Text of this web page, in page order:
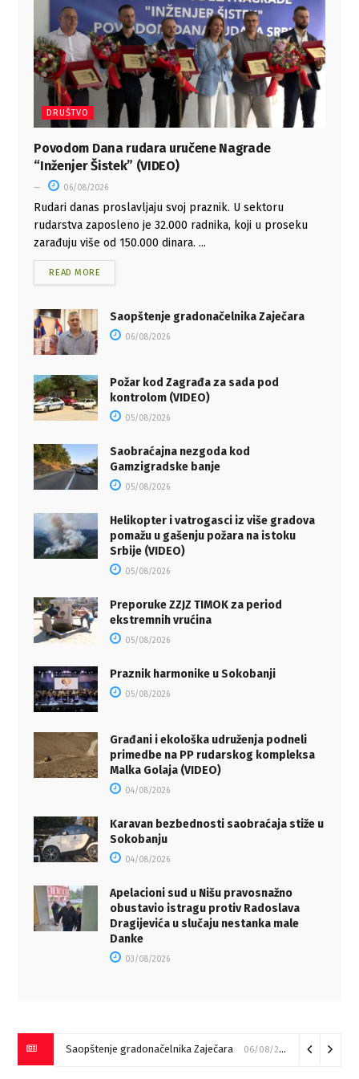
DRUŠTVO
Povodom Dana rudara uručene Nagrade
“Inženjer Šistek” (VIDEO)
06/08/2026
Rudari danas proslavljaju svoj praznik. U sektoru
rudarstva zaposleno je 32.000 radnika, koji u proseku
zarađuju više od 150.000 dinara. ...
READ MORE
Saopštenje gradonačelnika Zaječara
06/08/2026
Požar kod Zagrađa za sada pod
kontrolom (VIDEO)
05/08/2026
Saobraćajna nezgoda kod
Gamzigradske banje
05/08/2026
Helikopter i vatrogasci iz više gradova
pomažu u gašenju požara na istoku
Srbije (VIDEO)
05/08/2026
Preporuke ZZJZ TIMOK za period
ekstremnih vrućina
05/08/2026
Praznik harmonike u Sokobanji
05/08/2026
Građani i ekološka udruženja podneli
primedbe na PP rudarskog kompleksa
Malka Golaja (VIDEO)
04/08/2026
Karavan bezbednosti saobraćaja stiže u
Sokobanju
04/08/2026
Apelacioni sud u Nišu pravosnažno
obustavio istragu protiv Radoslava
Dragijevića u slučaju nestanka male
Danke
03/08/2026
Saopštenje gradonačelnika Zaječara 06/08/2026